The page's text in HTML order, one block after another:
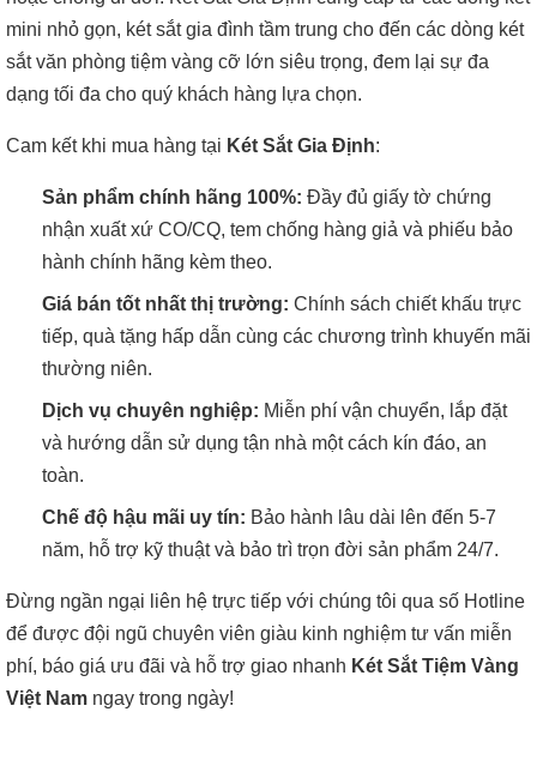
mini nhỏ gọn, két sắt gia đình tầm trung cho đến các dòng két
sắt văn phòng tiệm vàng cỡ lớn siêu trọng, đem lại sự đa
dạng tối đa cho quý khách hàng lựa chọn.
Cam kết khi mua hàng tại Két Sắt Gia Định:
Sản phẩm chính hãng 100%: Đầy đủ giấy tờ chứng
nhận xuất xứ CO/CQ, tem chống hàng giả và phiếu bảo
hành chính hãng kèm theo.
Giá bán tốt nhất thị trường: Chính sách chiết khấu trực
tiếp, quà tặng hấp dẫn cùng các chương trình khuyến mãi
thường niên.
Dịch vụ chuyên nghiệp: Miễn phí vận chuyển, lắp đặt
và hướng dẫn sử dụng tận nhà một cách kín đáo, an
toàn.
Chế độ hậu mãi uy tín: Bảo hành lâu dài lên đến 5-7
năm, hỗ trợ kỹ thuật và bảo trì trọn đời sản phẩm 24/7.
Đừng ngần ngại liên hệ trực tiếp với chúng tôi qua số Hotline
để được đội ngũ chuyên viên giàu kinh nghiệm tư vấn miễn
phí, báo giá ưu đãi và hỗ trợ giao nhanh Két Sắt Tiệm Vàng
Việt Nam ngay trong ngày!